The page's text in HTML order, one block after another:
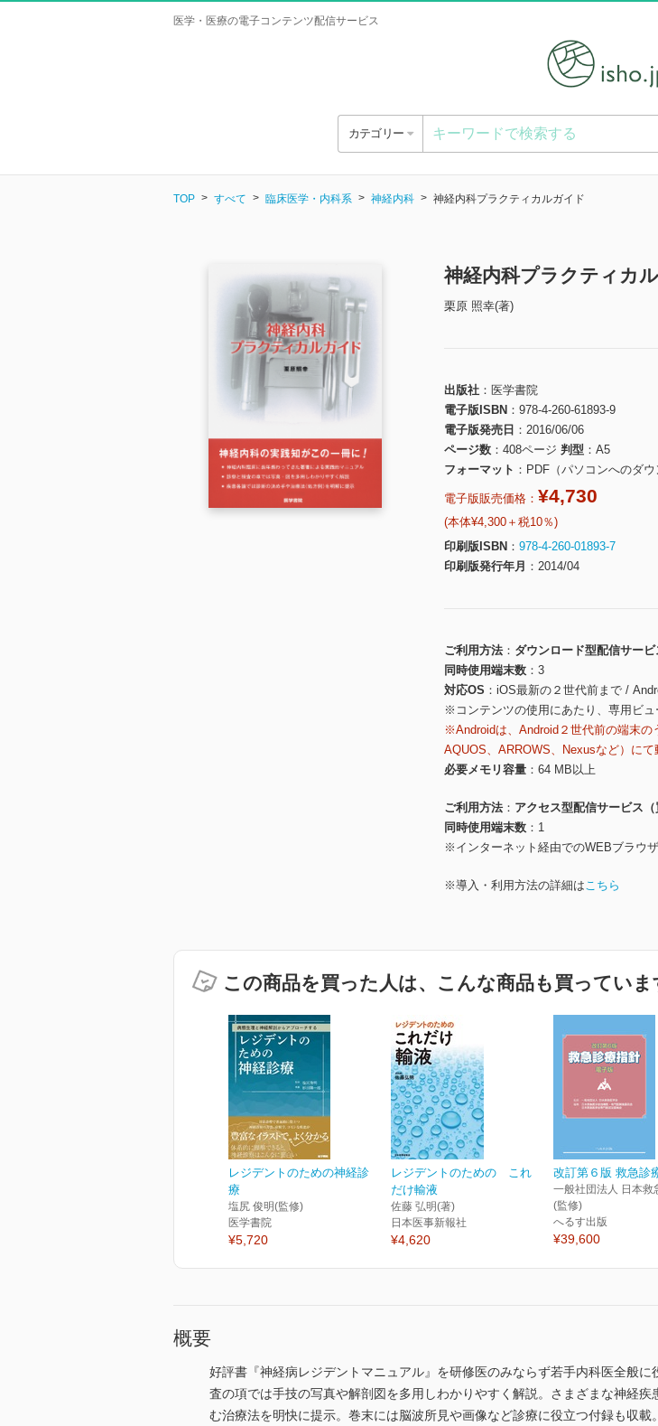
医学・医療の電子コンテンツ配信サービス
カテゴリー
TOP すべて 臨床医学・内科系 神経内科 神経内科プラクティカルガイド
神経内科プラクティカ
栗原 照幸(著)
出版社
医学書院
電子版ISBN
978-4-260-61893-9
電子版発売日
2016/06/06
ページ数
408ページ 判型
A5
フォーマット
PDF（パソコンへのダウ
電子版販売価格： ¥4,730
(本体¥4,300＋税10％)
印刷版ISBN
978-4-260-01893-7
印刷版発行年月
2014/04
ご利用方法
ダウンロード型配信サービ
同時使用端末数
3
対応OS
iOS最新の２世代前まで /
※コンテンツの使用にあたり、専用ビ
※Androidは、Android２世代前の端末の
AQUOS、ARROWS、Nexusなど）に
必要メモリ容量
64 MB以上
ご利用方法
アクセス型配信サービス（
同時使用端末数
1
※インターネット経由でのWEBブラウ
※導入・利用方法の詳細はこちら
この商品を買った人は、こんな商品も買っていま
レジデントのための神経診
療
塩尻 俊明(監修)
医学書院
¥5,720
レジデントのための これ
だけ輸液
佐藤 弘明(著)
日本医事新報社
¥4,620
改訂第６版 救急診
一般社団法人 日本救
(監修)
へるす出版
¥39,600
概要
好評書『神経病レジデントマニュアル』を研修医のみならず若手内科医全般
査の項では手技の写真や解剖図を多用しわかりやすく解説。さまざまな神経
む治療法を明快に提示。巻末には脳波所見や画像など診療に役立つ付録も収